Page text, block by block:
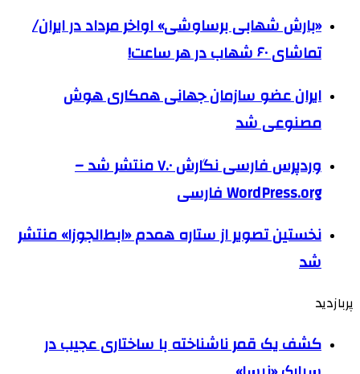
«بارش شهابی برساوشی» اواخر مرداد در ایران/
تماشای ۶۰ شهاب در هر ساعت!
ایران عضو سازمان جهانی همکاری هوش
مصنوعی شد
وردپرس فارسی نگارش ۷.۰ منتشر شد –
WordPress.org فارسی
نخستین تصویر از ستاره همدم «ابط‌الجوزا» منتشر
شد
پربازدید
کشف یک قمر ناشناخته با ساختاری عجیب در